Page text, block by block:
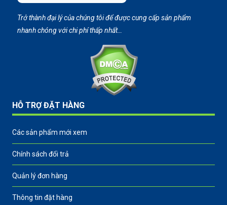
Trở thành đại lý của chúng tôi để được cung cấp sản phẩm
nhanh chóng với chi phí thấp nhất…
HỖ TRỢ ĐẶT HÀNG
Các sản phẩm mới xem
Chính sách đổi trả
Quản lý đơn hàng
Thông tin đặt hàng